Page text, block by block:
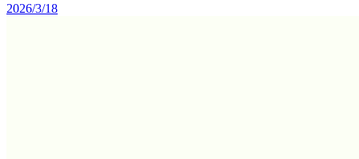
2026/3/18